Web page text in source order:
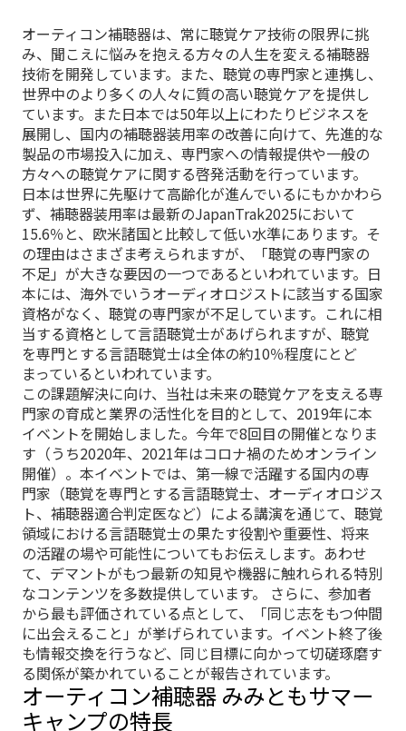
オーティコン補聴器は、常に聴覚ケア技術の限界に挑
み、聞こえに悩みを抱える方々の人生を変える補聴器
技術を開発しています。また、聴覚の専門家と連携し、
世界中のより多くの人々に質の高い聴覚ケアを提供し
ています。また日本では50年以上にわたりビジネスを
展開し、国内の補聴器装用率の改善に向けて、先進的な
製品の市場投入に加え、専門家への情報提供や一般の
方々への聴覚ケアに関する啓発活動を行っています。
日本は世界に先駆けて高齢化が進んでいるにもかかわら
ず、補聴器装用率は最新のJapanTrak2025において
15.6％と、欧米諸国と比較して低い水準にあります。そ
の理由はさまざま考えられますが、「聴覚の専門家の
不足」が大きな要因の一つであるといわれています。日
本には、海外でいうオーディオロジストに該当する国家
資格がなく、聴覚の専門家が不足しています。これに相
当する資格として言語聴覚士があげられますが、聴覚
を専門とする言語聴覚士は全体の約10％程度にとど
まっているといわれています。
この課題解決に向け、当社は未来の聴覚ケアを支える専
門家の育成と業界の活性化を目的として、2019年に本
イベントを開始しました。今年で8回目の開催となりま
す（うち2020年、2021年はコロナ禍のためオンライン
開催）。本イベントでは、第一線で活躍する国内の専
門家（聴覚を専門とする言語聴覚士、オーディオロジス
ト、補聴器適合判定医など）による講演を通じて、聴覚
領域における言語聴覚士の果たす役割や重要性、将来
の活躍の場や可能性についてもお伝えします。あわせ
て、デマントがもつ最新の知見や機器に触れられる特別
なコンテンツを多数提供しています。 さらに、参加者
から最も評価されている点として、「同じ志をもつ仲間
に出会えること」が挙げられています。イベント終了後
も情報交換を行うなど、同じ目標に向かって切磋琢磨す
る関係が築かれていることが報告されています。
オーティコン補聴器 みみともサマー
キャンプの特長